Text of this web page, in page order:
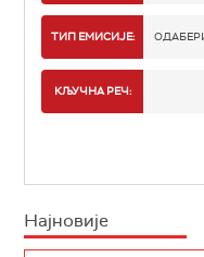
ТИП ЕМИСИЈЕ:
КЉУЧНА РЕЧ:
Најновије